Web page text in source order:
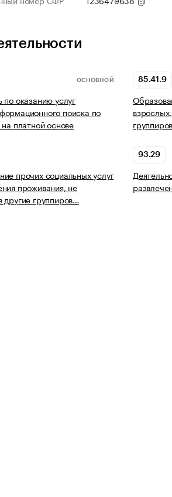
ОСНОВНОЙ
по оказанию услуг
поиска по
платной основе
85.41.9
прочих социальных услуг
проживания, не
другие группиров…
93.29